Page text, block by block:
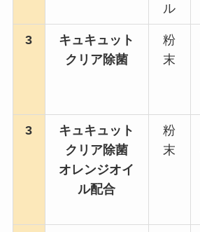
ル
3
キュキュット
クリア除菌
粉
末
3
キュキュット
クリア除菌
オレンジオイ
ル配合
粉
末